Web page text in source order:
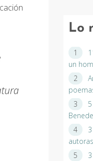
Lo
un